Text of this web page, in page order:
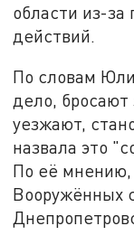
области из-
действий.
По словам
дело,
уезжают,
назвала это
По её мнению,
Вооружённых